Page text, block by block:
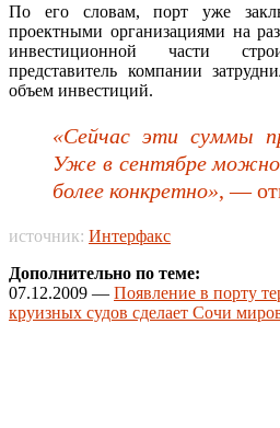
По его словам, порт уже
проектными организациями на
инвестиционной части
представитель компании
объем инвестиций.
«Сейчас эти суммы
Уже в сентябре можно
более конкретно», —
источник: Интерфакс
Дополнительно по теме:
07.12.2009 — Появление в порту
круизных судов сделает Сочи